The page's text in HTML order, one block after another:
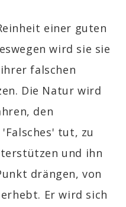
einer guten
wird sie sie
falschen
Die Natur wird
den
tut, zu
und ihn
drängen, von
Er wird sich